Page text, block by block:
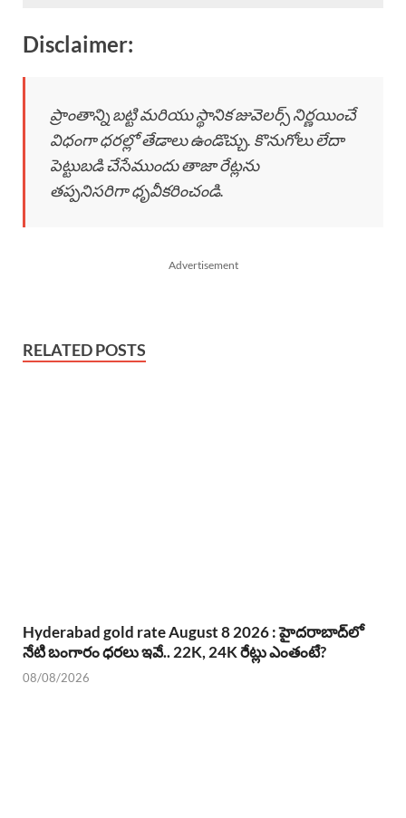
Disclaimer:
ప్రాంతాన్ని బట్టి మరియు స్థానిక జువెలర్స్ నిర్ణయించే
విధంగా ధరల్లో తేడాలు ఉండొచ్చు. కొనుగోలు లేదా
పెట్టుబడి చేసేముందు తాజా రేట్లను
తప్పనిసరిగా ధృవీకరించండి.
Advertisement
RELATED POSTS
Hyderabad gold rate August 8 2026 : హైదరాబాద్‌లో
నేటి బంగారం ధరలు ఇవే.. 22K, 24K రేట్లు ఎంతంటే?
08/08/2026